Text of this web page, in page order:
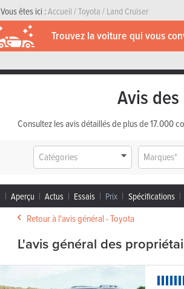
Vous êtes ici :Accueil/Toyota/Land Cruiser
Trouvez la voiture qui vous
Avis
Consultez les avis détaillés de plus de 17.000
Catégories Marques*
Aperçu Actus Essais Prix Spécifications
Retour à l'avis général - Toyota
L'avis général des